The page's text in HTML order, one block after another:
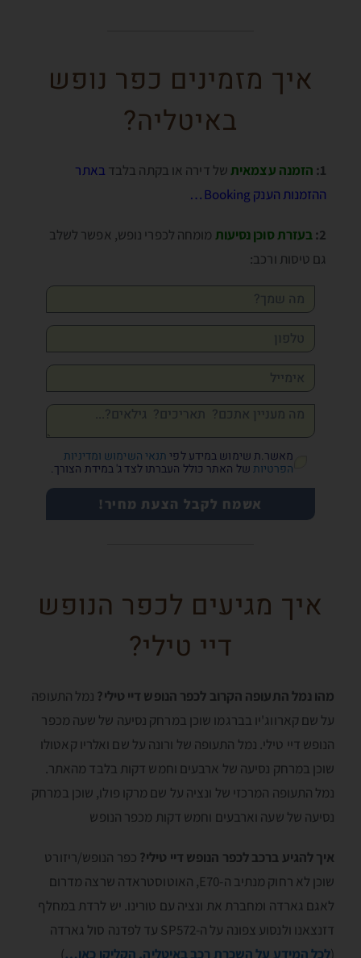
איך מזמינים כפר נופש
באיטליה?
1: הזמנה עצמאיתשל דירה או בקתה בלבד באתר
ההזמנות הענק Booking…
2: בעזרת סוכן נסיעות מומחה לכפרי נופש, אפשר לשלב
גם טיסות ורכב:
מאשר.ת שימוש במידע לפיתנאי השימוש ומדיניות
הפרטיותשל האתר כולל העברתו לצד ג' במידת הצורך.
אשמח לקבל הצעת מחיר!
איך מגיעים לכפר הנופש
דיי טילי?
מהו נמל התעופה הקרוב לכפר הנופש דיי טילי? נמל התעופה
על שם קארווג'יו בברגמו שוכן במרחק נסיעה של שעה מכפר
הנופש דיי טילי. נמל התעופה של ורונה על שם ואלריו קאטולו
שוכן במרחק נסיעה של ארבעים וחמש דקות בלבד מהאתר.
נמל התעופה המרכזי של ונציה על שם מרקו פולו, שוכן במרחק
נסיעה של שעה וארבעים וחמש דקות מכפר הנופש
איך להגיע ברכב לכפר הנופש דיי טילי? כפר הנופש/ריזורט
שוכן לא רחוק מנתיב ה-E70, האוטוסטראדה שרצה מדרום
לאגם גארדה ומחברת את ונציה עם טורינו. יש לרדת במחלף
דזנצאנו ולנסוע צפונה על ה-SP572 עד לפדנה סול גארדה
(לכל המידע על השכרת רכב באיטליה, הקליקו כאן…)